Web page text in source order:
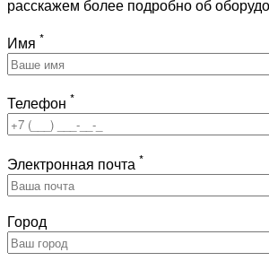
расскажем более подробно об
Имя *
Телефон *
Электронная почта *
Город